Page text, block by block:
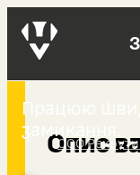
ССО
Працюю
замикання.
Опис